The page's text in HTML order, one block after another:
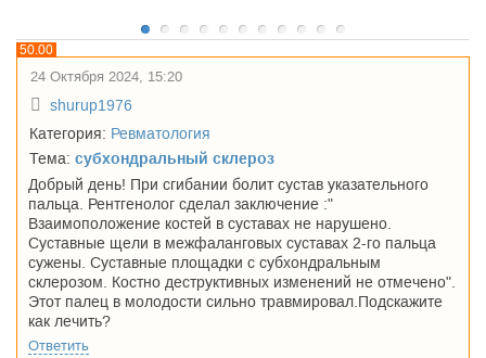
24 Октября 2024, 15:20
shurup1976
Категория: Ревматология
Тема: субхондральный склероз
Добрый день! При сгибании болит сустав указательного
пальца. Рентгенолог сделал заключение :"
Взаимоположение костей в суставах не нарушено.
Суставные щели в межфаланговых суставах 2-го пальца
сужены. Суставные площадки с субхондральным
склерозом. Костно деструктивных изменений не отмечено".
Этот палец в молодости сильно травмировал.Подскажите
как лечить?
50.00
Ответить